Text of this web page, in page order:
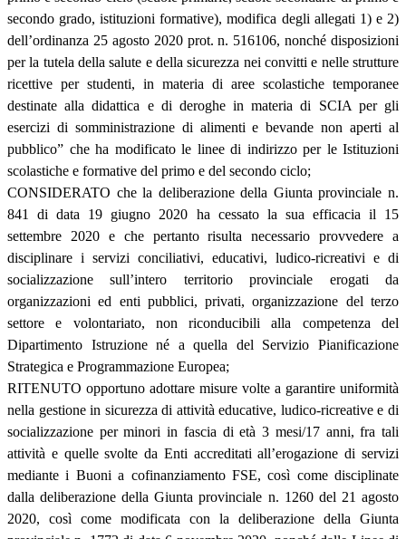
secondo grado, istituzioni formative), modifica degli allegati 1) e 2)
dell’ordinanza 25 agosto 2020 prot. n. 516106, nonché disposizioni
per la tutela della salute e della sicurezza nei convitti e nelle strutture
ricettive per studenti, in materia di aree scolastiche temporanee
destinate alla didattica e di deroghe in materia di SCIA per gli
esercizi di somministrazione di alimenti e bevande non aperti al
pubblico” che ha modificato le linee di indirizzo per le Istituzioni
scolastiche e formative del primo e del secondo ciclo;
CONSIDERATO che la deliberazione della Giunta provinciale n.
841 di data 19 giugno 2020 ha cessato la sua efficacia il 15
settembre 2020 e che pertanto risulta necessario provvedere a
disciplinare i servizi conciliativi, educativi, ludico-ricreativi e di
socializzazione sull’intero territorio provinciale erogati da
organizzazioni ed enti pubblici, privati, organizzazione del terzo
settore e volontariato, non riconducibili alla competenza del
Dipartimento Istruzione né a quella del Servizio Pianificazione
Strategica e Programmazione Europea;
RITENUTO opportuno adottare misure volte a garantire uniformità
nella gestione in sicurezza di attività educative, ludico-ricreative e di
socializzazione per minori in fascia di età 3 mesi/17 anni, fra tali
attività e quelle svolte da Enti accreditati all’erogazione di servizi
mediante i Buoni a cofinanziamento FSE, così come disciplinate
dalla deliberazione della Giunta provinciale n. 1260 del 21 agosto
2020, così come modificata con la deliberazione della Giunta